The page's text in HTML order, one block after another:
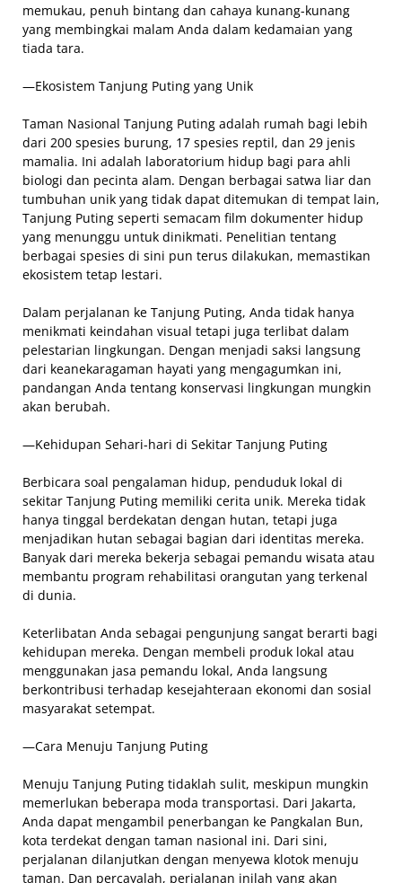
memukau, penuh bintang dan cahaya kunang-kunang
yang membingkai malam Anda dalam kedamaian yang
tiada tara.
—Ekosistem Tanjung Puting yang Unik
Taman Nasional Tanjung Puting adalah rumah bagi lebih
dari 200 spesies burung, 17 spesies reptil, dan 29 jenis
mamalia. Ini adalah laboratorium hidup bagi para ahli
biologi dan pecinta alam. Dengan berbagai satwa liar dan
tumbuhan unik yang tidak dapat ditemukan di tempat lain,
Tanjung Puting seperti semacam film dokumenter hidup
yang menunggu untuk dinikmati. Penelitian tentang
berbagai spesies di sini pun terus dilakukan, memastikan
ekosistem tetap lestari.
Dalam perjalanan ke Tanjung Puting, Anda tidak hanya
menikmati keindahan visual tetapi juga terlibat dalam
pelestarian lingkungan. Dengan menjadi saksi langsung
dari keanekaragaman hayati yang mengagumkan ini,
pandangan Anda tentang konservasi lingkungan mungkin
akan berubah.
—Kehidupan Sehari-hari di Sekitar Tanjung Puting
Berbicara soal pengalaman hidup, penduduk lokal di
sekitar Tanjung Puting memiliki cerita unik. Mereka tidak
hanya tinggal berdekatan dengan hutan, tetapi juga
menjadikan hutan sebagai bagian dari identitas mereka.
Banyak dari mereka bekerja sebagai pemandu wisata atau
membantu program rehabilitasi orangutan yang terkenal
di dunia.
Keterlibatan Anda sebagai pengunjung sangat berarti bagi
kehidupan mereka. Dengan membeli produk lokal atau
menggunakan jasa pemandu lokal, Anda langsung
berkontribusi terhadap kesejahteraan ekonomi dan sosial
masyarakat setempat.
—Cara Menuju Tanjung Puting
Menuju Tanjung Puting tidaklah sulit, meskipun mungkin
memerlukan beberapa moda transportasi. Dari Jakarta,
Anda dapat mengambil penerbangan ke Pangkalan Bun,
kota terdekat dengan taman nasional ini. Dari sini,
perjalanan dilanjutkan dengan menyewa klotok menuju
taman. Dan percayalah, perjalanan inilah yang akan